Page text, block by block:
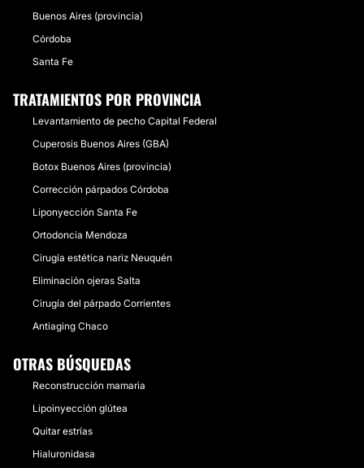
Buenos Aires (provincia)
Córdoba
Santa Fe
TRATAMIENTOS POR PROVINCIA
Levantamiento de pecho Capital Federal
Cuperosis Buenos Aires (GBA)
Botox Buenos Aires (provincia)
Corrección párpados Córdoba
Liponyección Santa Fe
Ortodoncia Mendoza
Cirugía estética nariz Neuquén
Eliminación ojeras Salta
Cirugía del párpado Corrientes
Antiaging Chaco
OTRAS BÚSQUEDAS
Reconstrucción mamaria
Lipoinyección glútea
Quitar estrías
Hialuronidasa